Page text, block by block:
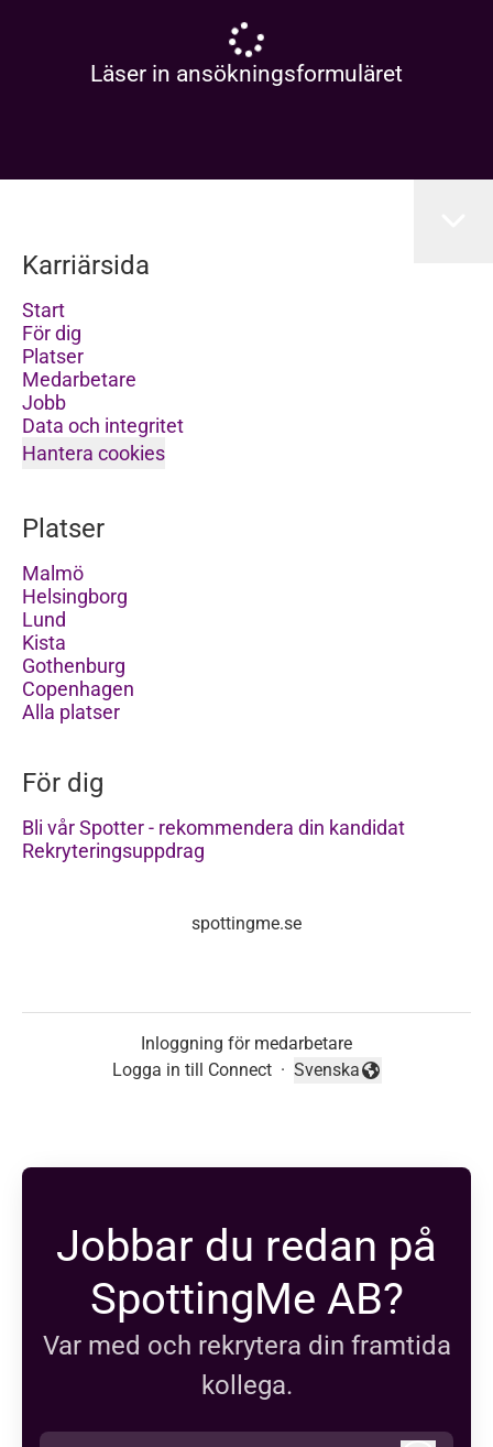
Läser in ansökningsformuläret
Karriärsida
Start
För dig
Platser
Medarbetare
Jobb
Data och integritet
Hantera cookies
Platser
Malmö
Helsingborg
Lund
Kista
Gothenburg
Copenhagen
Alla platser
För dig
Bli vår Spotter - rekommendera din kandidat
Rekryteringsuppdrag
spottingme.se
Inloggning för medarbetare
Logga in till Connect ·
Byt språk
Svenska
Jobbar du redan på
SpottingMe AB?
Var med och rekrytera din framtida
kollega.